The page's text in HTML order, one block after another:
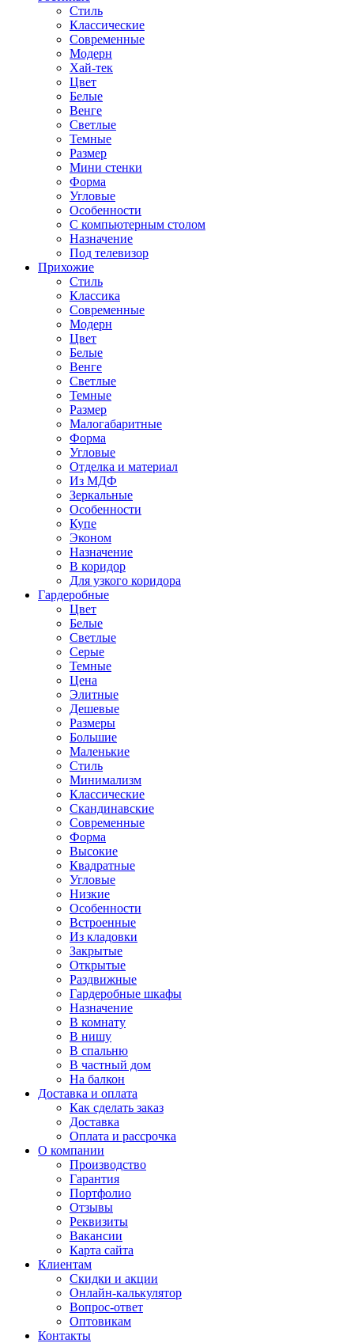
Стиль
Классические
Современные
Модерн
Хай-тек
Цвет
Белые
Венге
Светлые
Темные
Размер
Мини стенки
Форма
Угловые
Особенности
С компьютерным столом
Назначение
Под телевизор
Прихожие
Стиль
Классика
Современные
Модерн
Цвет
Белые
Венге
Светлые
Темные
Размер
Малогабаритные
Форма
Угловые
Отделка и материал
Из МДФ
Зеркальные
Особенности
Купе
Эконом
Назначение
В коридор
Для узкого коридора
Гардеробные
Цвет
Белые
Светлые
Серые
Темные
Цена
Элитные
Дешевые
Размеры
Большие
Маленькие
Стиль
Минимализм
Классические
Скандинавские
Современные
Форма
Высокие
Квадратные
Угловые
Низкие
Особенности
Встроенные
Из кладовки
Закрытые
Открытые
Раздвижные
Гардеробные шкафы
Назначение
В комнату
В нишу
В спальню
В частный дом
На балкон
Доставка и оплата
Как сделать заказ
Доставка
Оплата и рассрочка
О компании
Производство
Гарантия
Портфолио
Отзывы
Реквизиты
Вакансии
Карта сайта
Клиентам
Скидки и акции
Онлайн-калькулятор
Вопрос-ответ
Оптовикам
Контакты